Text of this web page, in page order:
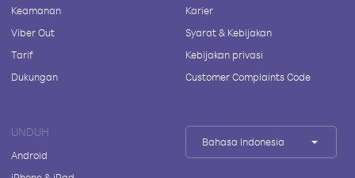
Keamanan
Viber Out
Tarif
Dukungan
Karier
Syarat & Kebijakan
Kebijakan privasi
Customer Complaints Code
UNDUH
Android
Bahasa Indonesia